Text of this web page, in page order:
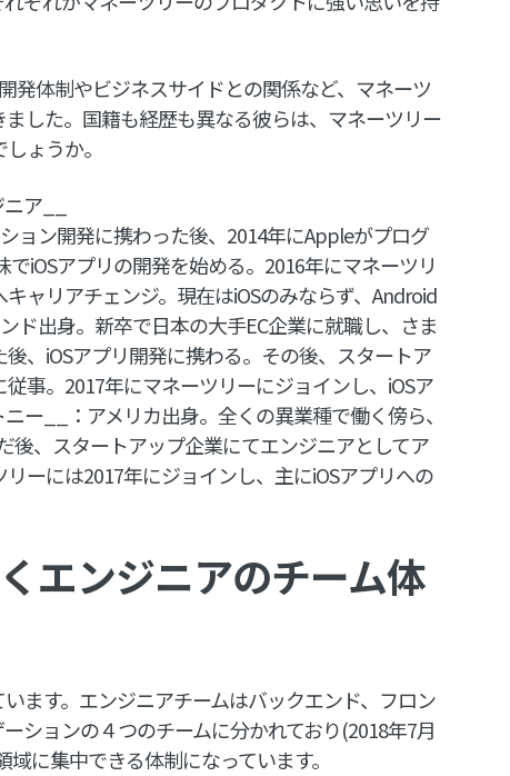
発体制やビジネスサイドとの関係など、マネーツ
した。国籍も経歴も異なる彼らは、マネーツリー
ょうか。
ア__
ョン開発に携わった後、2014年にAppleがプログ
iOSアプリの開発を始める。2016年にマネーツリ
ャリアチェンジ。現在はiOSのみならず、Android
出身。新卒で日本の大手EC企業に就職し、さま
、iOSアプリ開発に携わる。その後、スタートア
事。2017年にマネーツリーにジョインし、iOSア
ー__：アメリカ出身。全くの異業種で働く傍ら、
後、スタートアップ企業にてエンジニアとしてア
ーには2017年にジョインし、主にiOSアプリへの
エンジニアのチーム体
ます。エンジニアチームはバックエンド、フロン
ションの４つのチームに分かれており(2018年7月
に集中できる体制になっています。